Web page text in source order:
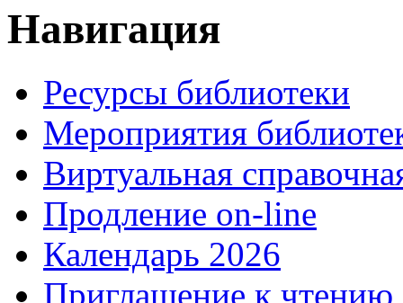
Навигация
Ресурсы библиотеки
Мероприятия
Виртуальная
Продление on-line
Календарь 2026
Приглашение к чтению